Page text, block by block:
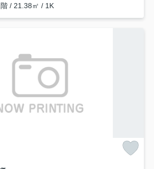
/ 21.38㎡ / 1K